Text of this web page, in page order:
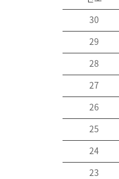
30
29
28
27
26
25
24
23